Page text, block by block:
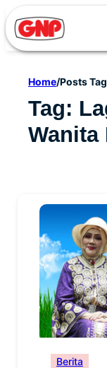
to
content
Home/Posts
Tag:
Wanita
Berita